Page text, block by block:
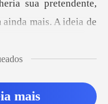
sua pretendente,
mais